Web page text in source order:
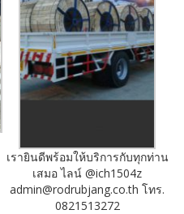
เรายินดีพร้อมให้บริการกับทุกท่าน
เสมอ ไลน์ @ich1504z
admin@rodrubjang.co.th โทร.
0821513272